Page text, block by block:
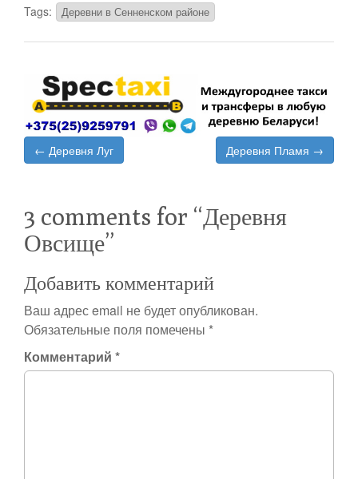
Tags: Деревни в Сенненском районе
Post
navigation
← Деревня Луг Деревня Пламя →
3 comments for “Деревня
Овсище”
Добавить комментарий
Ваш адрес email не будет опубликован.
Обязательные поля помечены *
Комментарий *